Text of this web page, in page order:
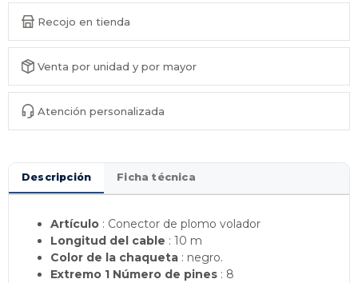
Recojo en tienda
Venta por unidad y por mayor
Atención personalizada
Descripción Ficha técnica
Artículo : Conector de plomo volador
Longitud del cable : 10 m
Color de la chaqueta : negro.
Extremo 1 Número de pines : 8